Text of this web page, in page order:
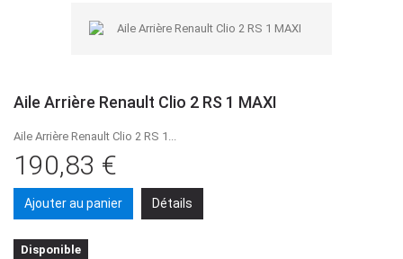
Aile Arrière Renault Clio 2 RS 1 MAXI
Aile Arrière Renault Clio 2 RS 1...
190,83 €
Ajouter au panier Détails
Disponible